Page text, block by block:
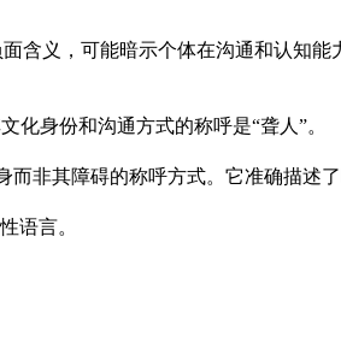
含义，可能暗示个体在沟通和认知能
化身份和沟通方式的称呼是“聋人”。
而非其障碍的称呼方式。它准确描述
语言。